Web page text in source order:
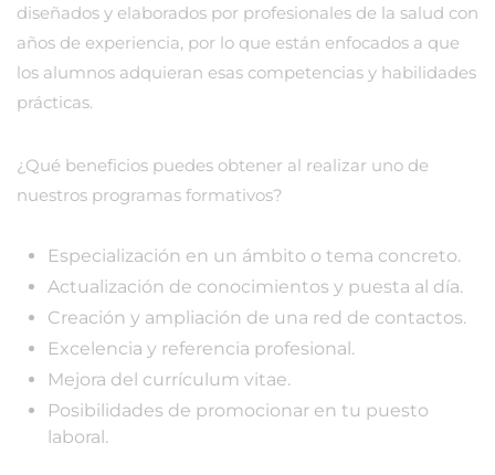
diseñados y elaborados por profesionales de la salud con
años de experiencia, por lo que están enfocados a que
los alumnos adquieran esas competencias y habilidades
prácticas.
¿Qué beneficios puedes obtener al realizar uno de
nuestros programas formativos?
Especialización en un ámbito o tema concreto.
Actualización de conocimientos y puesta al día.
Creación y ampliación de una red de contactos.
Excelencia y referencia profesional.
Mejora del currículum vitae.
Posibilidades de promocionar en tu puesto
laboral.